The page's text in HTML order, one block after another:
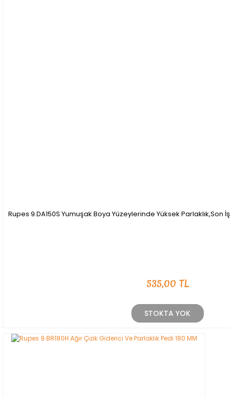
Rupes 9.DA150S Yumuşak Boya Yüzeylerinde Yüksek Parlaklık,Son
535,00 TL
STOKTA YOK